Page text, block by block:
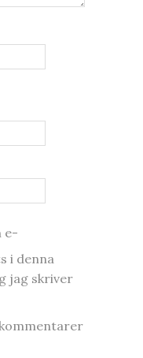
e-
i denna
jag skriver